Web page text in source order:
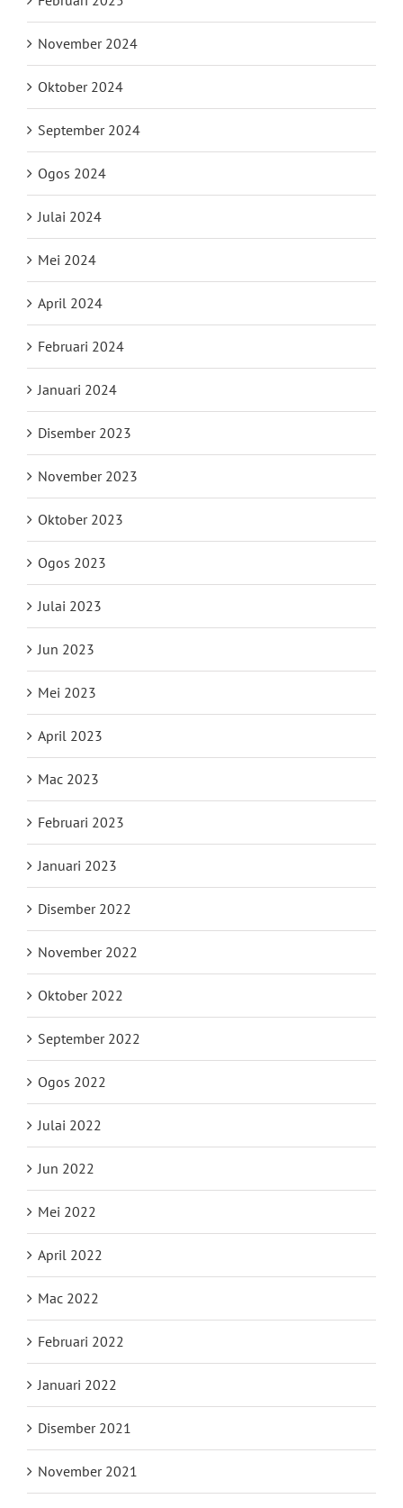
November 2024
Oktober 2024
September 2024
Ogos 2024
Julai 2024
Mei 2024
April 2024
Februari 2024
Januari 2024
Disember 2023
November 2023
Oktober 2023
Ogos 2023
Julai 2023
Jun 2023
Mei 2023
April 2023
Mac 2023
Februari 2023
Januari 2023
Disember 2022
November 2022
Oktober 2022
September 2022
Ogos 2022
Julai 2022
Jun 2022
Mei 2022
April 2022
Mac 2022
Februari 2022
Januari 2022
Disember 2021
November 2021